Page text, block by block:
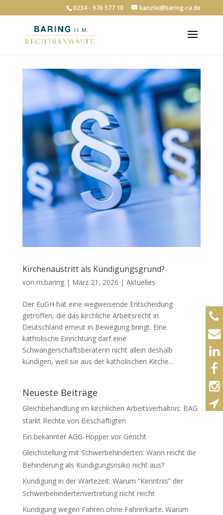
0234 - 976 577 10 kanzlei@baring-ra.de
Kirchenaustritt als Kündigungsgrund?
von m.baring| März 21, 2026 | Aktuelles
Der EuGH hat eine wegweisende Entscheidung
getroffen, die das kirchliche Arbeitsrecht in
Deutschland erneut in Bewegung bringt. Eine
katholische Einrichtung darf eine
Schwangerschaftsberaterin nicht allein deshalb
kündigen, weil sie aus der katholischen Kirche...
Neueste Beiträge
Gleichbehandlung im kirchlichen Arbeitsverhältnis: BAG
stärkt Rechte von Beschäftigten
Ein bekannter AGG-Hopper vor Gericht
Gleichstellung mit Schwerbehinderten: Wann reicht die
Behinderung als Kündigungsrisiko nicht aus?
Kündigung in der Wartezeit: Warum “Kenntnis” der
Schwerbehindertenvertretung nicht reicht
Kündigung wegen Fahren ohne Fahrerkarte: Warum